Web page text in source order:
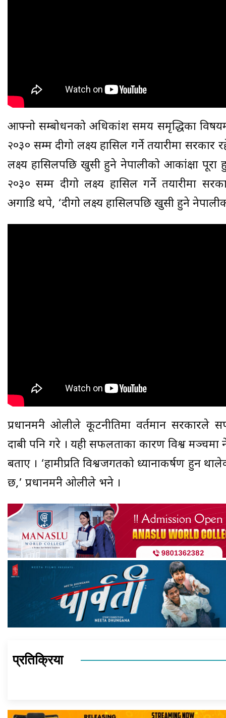
आफ्नो सम्बोधनको अधिकांश समय समृद्धिका विषयमा
२०३० सम्म दीगो लक्ष्य हासिल गर्ने तयारीमा सरकार
लक्ष्य हासिलपछि खुसी हुने नेपालीको आकांक्षा
२०३० सम्म दीगो लक्ष्य हासिल गर्ने तयारीमा
अगाडि थपे, ‘दीगो लक्ष्य हासिलपछि खुसी हुने
प्रधानमन्त्री ओलीले कूटनीतिमा वर्तमान सरकारले
दाबी पनि गरे । यही सफलताका कारण विश्व
बताए । ‘हामीप्रति विश्वजगतको ध्यानाकर्षण हुन
छ,’ प्रधानमन्त्री ओलीले भने ।
प्रतिक्रिया